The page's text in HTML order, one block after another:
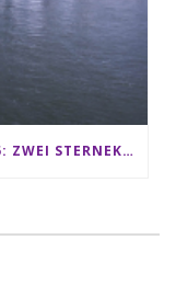
EXCELLENCE GOURMETFESTIVAL ´25: ZWEI STERNEKÖCHE ANTONIO GUIDA & DARIO MORESCO VERWÖHNEN IHRE GÄSTE AUF EINER LUXERIÖSEN SCHIFFSREISE